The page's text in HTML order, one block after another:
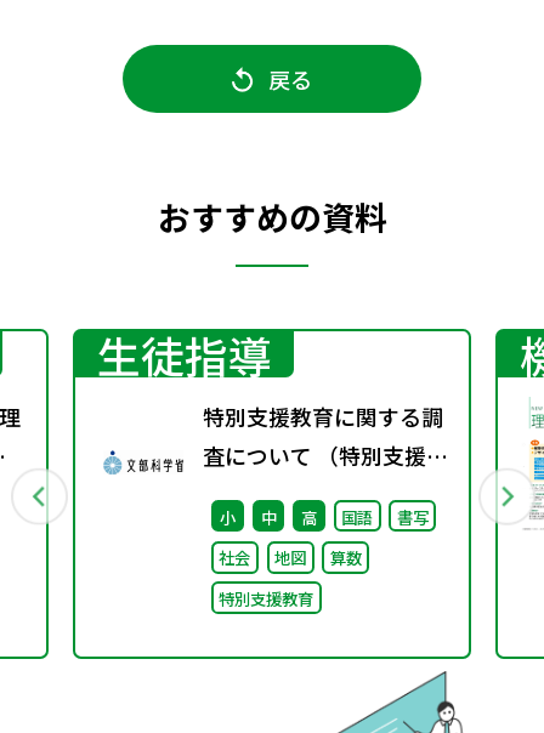
戻る
おすすめの資料
生徒指導
特別支援教育に関する調
査について （特別支援教
育体制整備状況調査、通
級による指導実施状況調
査）
小 中 高 国語
書写
社会
地図
算数
特別支援教育